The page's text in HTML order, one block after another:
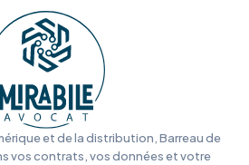
et de la distribution, Barreau de
vos contrats, vos données et votre